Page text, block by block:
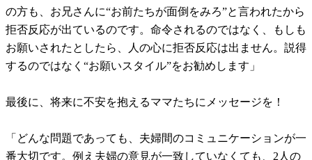
の方も、お兄さんに“お前たちが面倒をみろ”と言われたから
拒否反応が出ているのです。命令されるのではなく、もしも
お願いされたとしたら、人の心に拒否反応は出ません。説得
するのではなく“お願いスタイル”をお勧めします」
最後に、将来に不安を抱えるママたちにメッセージを！
「どんな問題であっても、夫婦間のコミュニケーションが一
番大切です。例え夫婦の意見が一致していなくても、2人の